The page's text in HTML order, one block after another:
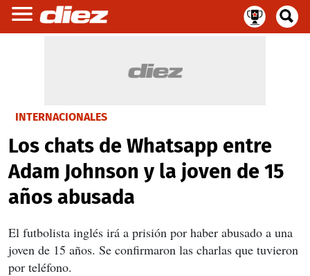
INTERNACIONALES
Los chats de Whatsapp entre
Adam Johnson y la joven de 15
años abusada
El futbolista inglés irá a prisión por haber abusado a una
joven de 15 años. Se confirmaron las charlas que tuvieron
por teléfono.